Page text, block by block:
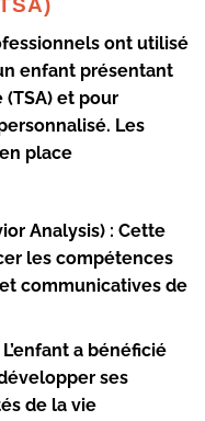
ont utilisé
enfant présentant
et pour
Les
place
Analysis) : Cette
les compétences
communicatives de
L’enfant a bénéficié
ses
de la vie